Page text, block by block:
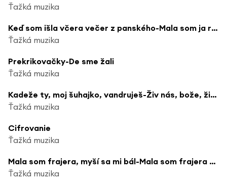
Ťažká muzika
Keď som išla včera večer z panského-Mala som ja rukávce
Ťažká muzika
Prekrikovačky-De sme žali
Ťažká muzika
Kadeže ty, moj šuhajko, vandruješ-Živ nás, bože, živ nás
Ťažká muzika
Cifrovanie
Ťažká muzika
Mala som frajera, myší sa mi bál-Mala som frajera hodinára
Ťažká muzika